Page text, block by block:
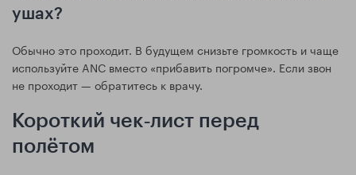
ушах?
Обычно это проходит. В будущем снизьте громкость и чаще
используйте ANC вместо «прибавить погромче». Если звон
не проходит — обратитесь к врачу.
Короткий чек‑лист перед
полётом